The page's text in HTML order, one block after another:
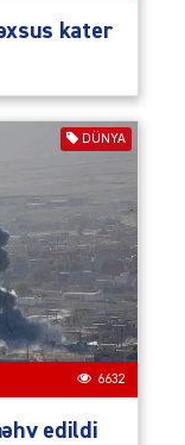
kater
DÜNYA
6632
edildi